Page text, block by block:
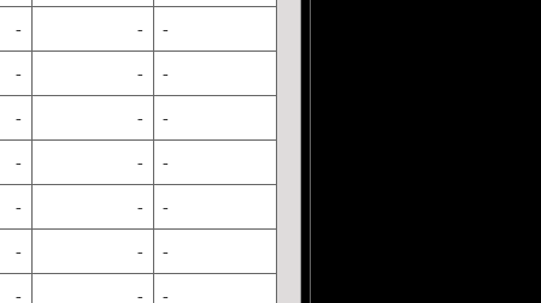
- - -
- - -
- - -
- - -
- - -
- - -
- - -